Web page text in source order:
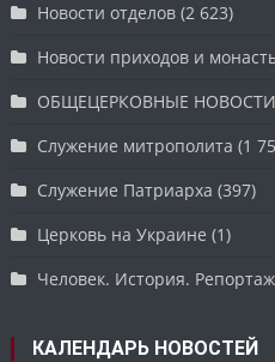
Новости отделов (2 623)
Новости приходов и
ОБЩЕЦЕРКОВНЫЕ НОВОСТИ
Служение митрополита (1
Служение Патриарха (397)
Церковь на Украине (1)
Человек. История. Репортаж
КАЛЕНДАРЬ НОВОСТЕЙ